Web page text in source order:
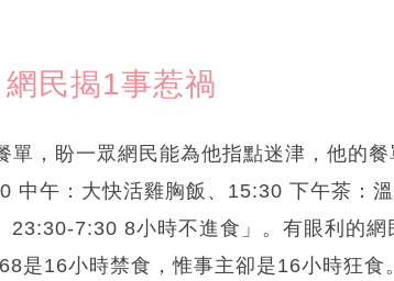
民揭1事惹禍
單，盼一眾網民能為他指點迷津，他的
中午：大快活雞胸飯、15:30 下午茶：
23:30-7:30 8小時不進食」。有眼利的網
是16小時禁食，惟事主卻是16小時狂食。